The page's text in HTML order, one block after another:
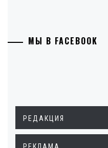
МЫ В FACEBOOK
РЕДАКЦИЯ